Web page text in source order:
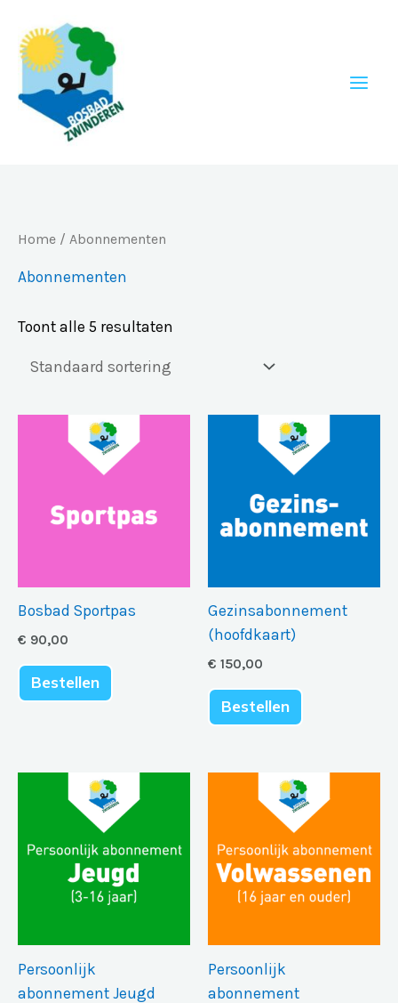
naar
Home / Abonnementen
Abonnementen
Toont alle 5 resultaten
Bosbad Sportpas
€ 90,00
Bestellen
Gezinsabonnement
(hoofdkaart)
€ 150,00
Bestellen
Persoonlijk
abonnement Jeugd
Persoonlijk
abonnement